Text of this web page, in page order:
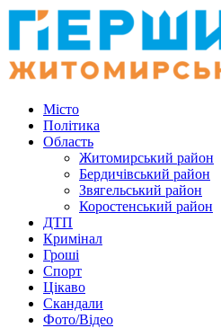
Місто
Політика
Область
Житомирський район
Бердичівський район
Звягельський район
Коростенський район
ДТП
Кримінал
Гроші
Спорт
Цікаво
Скандали
Фото/Відео